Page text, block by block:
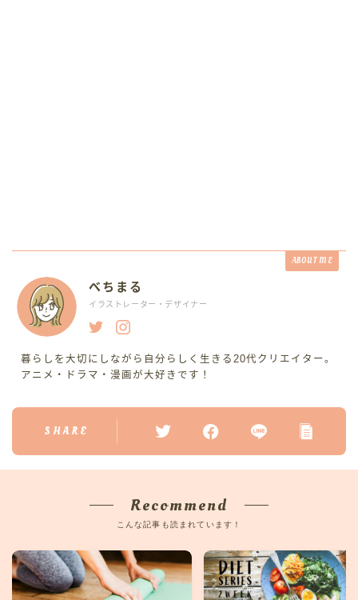
ABOUT ME
べちまる
イラストレーター・デザイナー
暮らしを大切にしながら自分らしく生きる20代クリエイター。
アニメ・ドラマ・漫画が大好きです！
SHARE
Recommend
こんな記事も読まれています！